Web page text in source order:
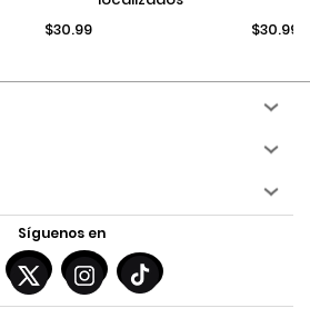
$30.99
$30.99
Síguenos en